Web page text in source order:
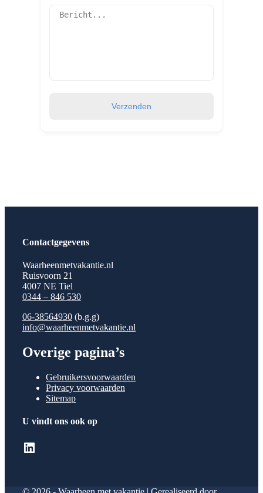
Verzenden
Contactgegevens
Waarheenmetvakantie.nl
Ruisvoorn 21
4007 NE Tiel
0344 – 846 530
06-38564930 (b.g.g)
info@waarheenmetvakantie.nl
Overige pagina’s
Gebruikersvoorwaarden
Privacy voorwaarden
Sitemap
U vindt ons ook op
LinkedIn